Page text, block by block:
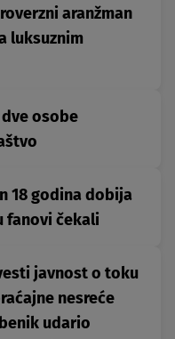
aranžman
luksuznim
osobe
18 godina dobija
fanovi čekali
javnost o toku
nesreće
udario